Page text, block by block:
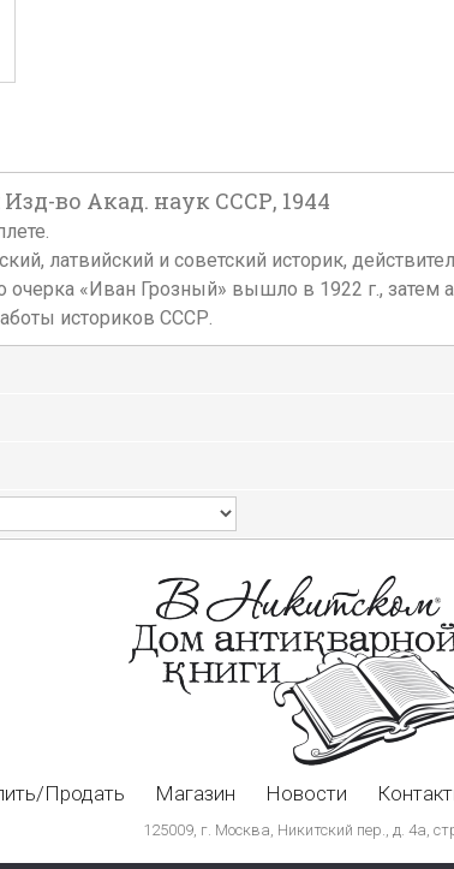
во Акад. наук СССР, 1944
латвийский и советский историк,
«Иван Грозный» вышло в 1922 г., затем
историков СССР.
Продать Магазин Новости
125009, г. Москва, Никитский пер., д. 4а,